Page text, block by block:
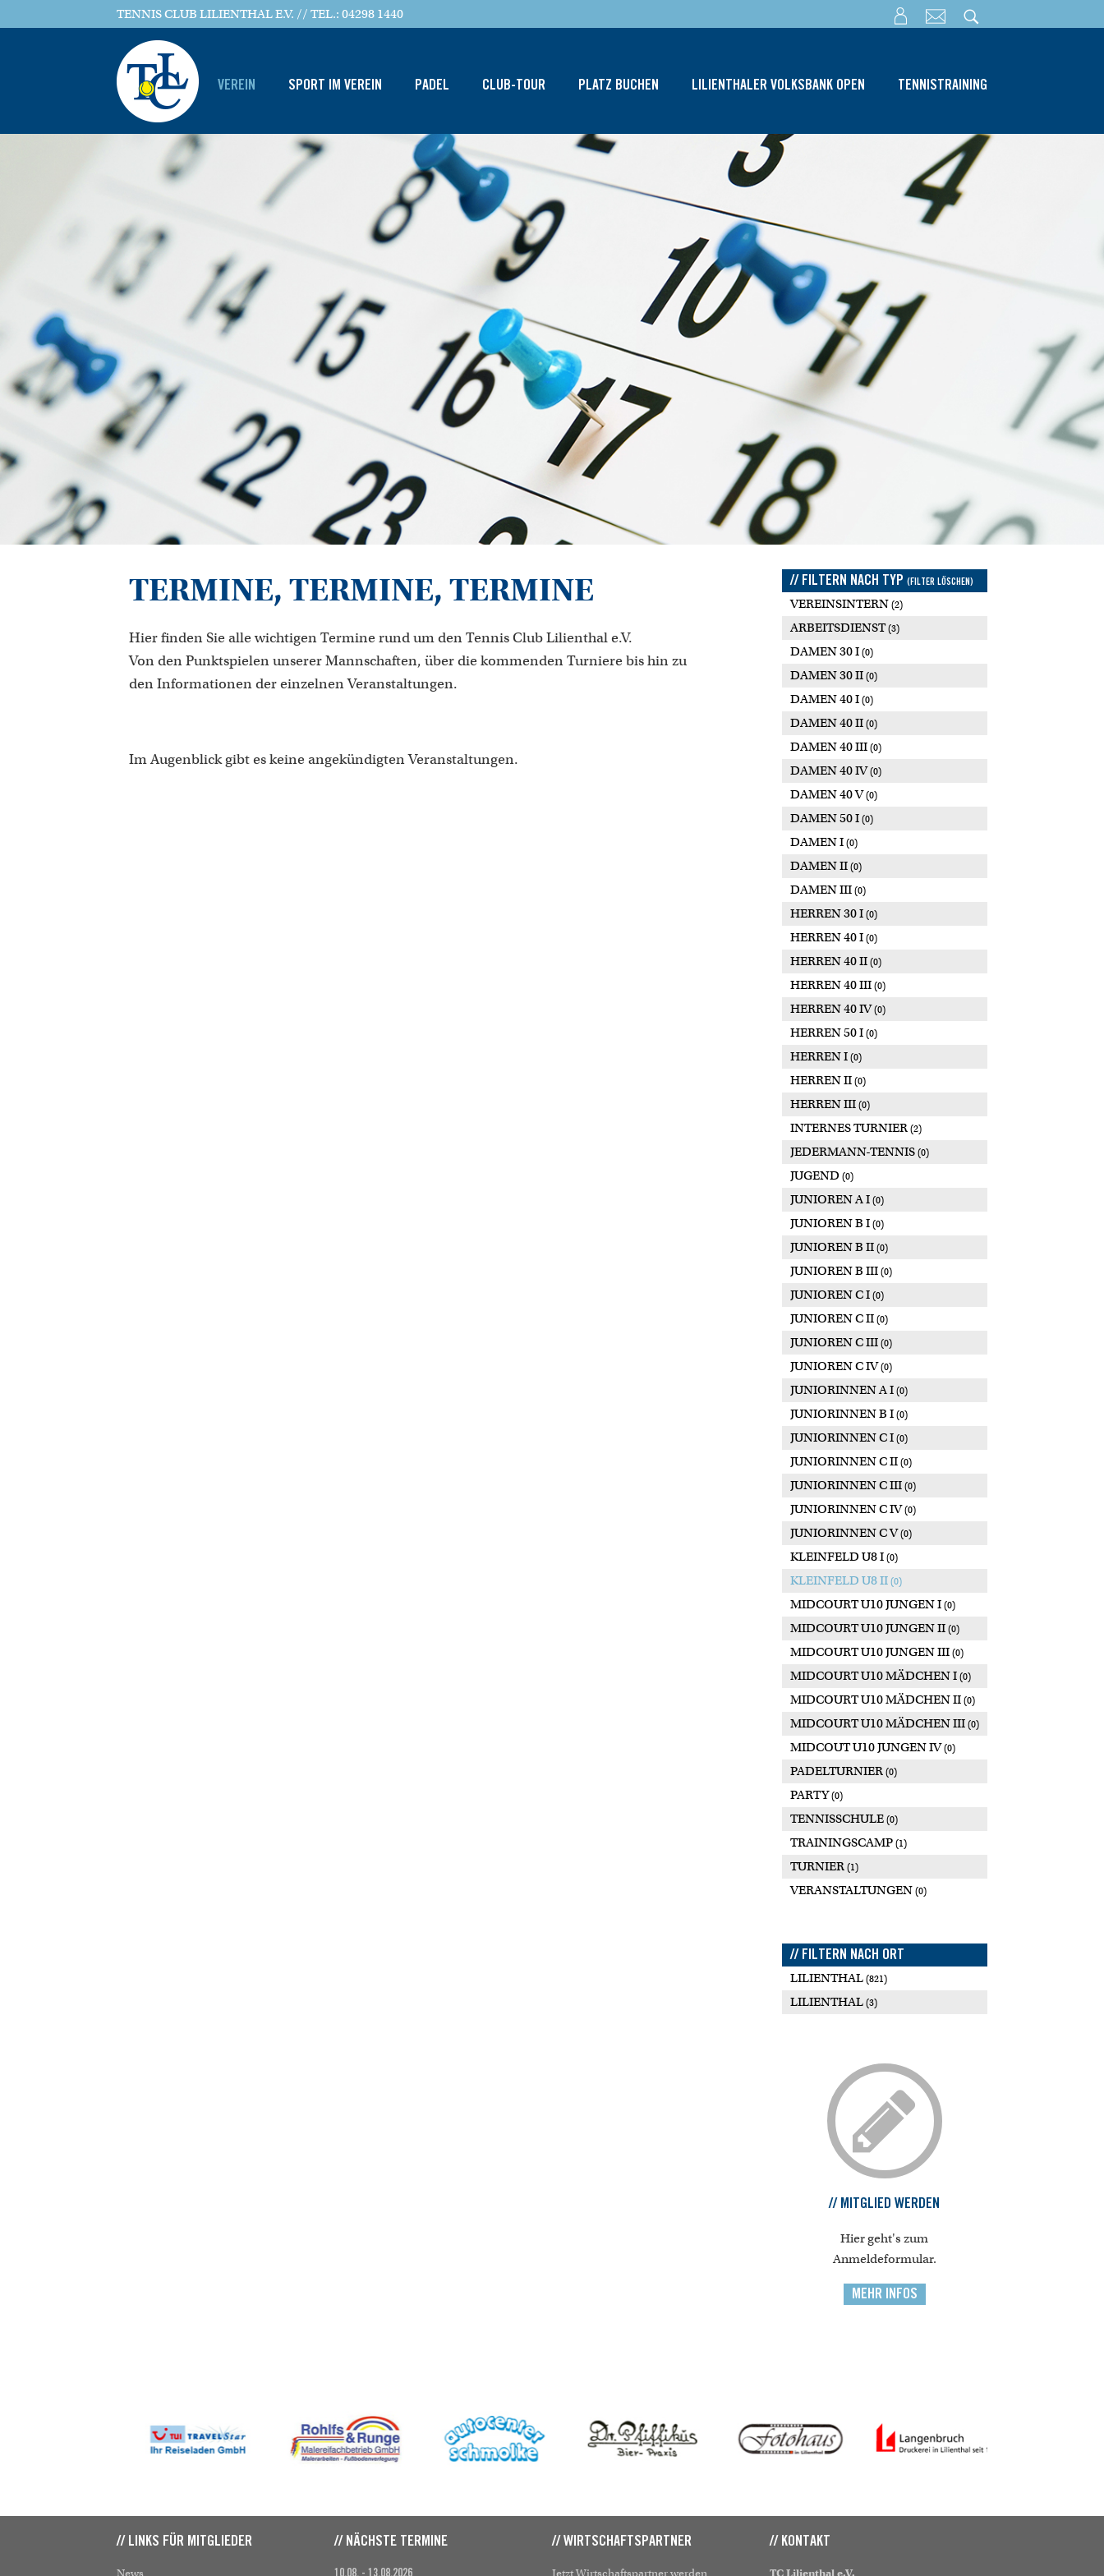
TENNIS CLUB LILIENTHAL E.V. // TEL.: 04298 1440
VEREIN SPORT IM VEREIN PADEL CLUB-TOUR PLATZ BUCHEN LILIENTHALER VOLKSBANK OPEN TENNISTRAINING
TERMINE, TERMINE, TERMINE
Hier finden Sie alle wichtigen Termine rund um den Tennis Club Lilienthal e.V.
Von den Punktspielen unserer Mannschaften, über die kommenden Turniere bis hin zu
den Informationen der einzelnen Veranstaltungen.
Im Augenblick gibt es keine angekündigten Veranstaltungen.
// FILTERN NACH TYP (FILTER LÖSCHEN)
VEREINSINTERN (2)
ARBEITSDIENST(3)
DAMEN 30 I (0)
DAMEN 30 II (0)
DAMEN 40 I (0)
DAMEN 40 II (0)
DAMEN 40 III (0)
DAMEN 40 IV(0)
DAMEN 40 V(0)
DAMEN 50 I (0)
DAMEN I (0)
DAMEN II (0)
DAMEN III (0)
HERREN 30 I (0)
HERREN 40 I (0)
HERREN 40 II (0)
HERREN 40 III (0)
HERREN 40 IV(0)
HERREN 50 I (0)
HERREN I (0)
HERREN II (0)
HERREN III (0)
INTERNES TURNIER (2)
JEDERMANN-TENNIS (0)
JUGEND (0)
JUNIOREN A I (0)
JUNIOREN B I (0)
JUNIOREN B II (0)
JUNIOREN B III (0)
JUNIOREN C I (0)
JUNIOREN C II (0)
JUNIOREN C III (0)
JUNIOREN C IV(0)
JUNIORINNEN A I (0)
JUNIORINNEN B I (0)
JUNIORINNEN C I (0)
JUNIORINNEN C II (0)
JUNIORINNEN C III (0)
JUNIORINNEN C IV(0)
JUNIORINNEN C V(0)
KLEINFELD U8 I (0)
KLEINFELD U8 II (0)
MIDCOURT U10 JUNGEN I (0)
MIDCOURT U10 JUNGEN II (0)
MIDCOURT U10 JUNGEN III (0)
MIDCOURT U10 MÄDCHEN I (0)
MIDCOURT U10 MÄDCHEN II (0)
MIDCOURT U10 MÄDCHEN III (0)
MIDCOUT U10 JUNGEN IV(0)
PADELTURNIER (0)
PARTY(0)
TENNISSCHULE (0)
TRAININGSCAMP (1)
TURNIER (1)
VERANSTALTUNGEN (0)
// FILTERN NACH ORT
LILIENTHAL (821)
LILIENTHAL (3)
// MITGLIED WERDEN
Hier geht's zum
Anmeldeformular.
MEHR INFOS
// LINKS FÜR MITGLIEDER // NÄCHSTE TERMINE // WIRTSCHAFTSPARTNER // KONTAKT
10.08. - 13.08.2026